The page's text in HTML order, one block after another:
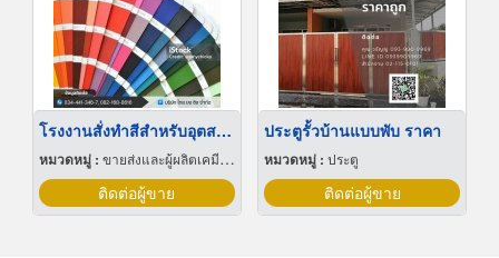
โรงงานสั่งทำสีสำหรับอุตสาหกรรม
หมวดหมู่ : ขายส่งและผู้ผลิตเคมีภัณฑ์
ติดต่อผู้ขาย
ประตูรั้วบ้านแบบพับ ราคา
หมวดหมู่ : ประตู
ติดต่อผู้ขาย